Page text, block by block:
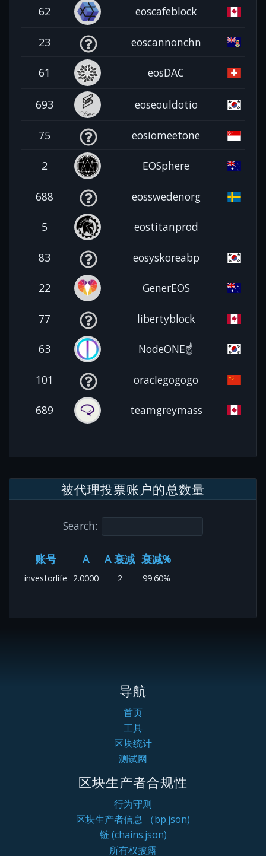
62 eoscafeblock
23 eoscannonchn
61 eosDAC
693 eoseouldotio
75 eosiomeetone
2 EOSphere
688 eosswedenorg
5 eostitanprod
83 eosyskoreabp
22 GenerEOS
77 libertyblock
63 NodeONE☝️
101 oraclegogogo
689 teamgreymass
被代理投票账户的总数量
Search:
账号 A A 衰减 衰减%
investorlife 2.0000 2 99.60%
导航
首页
工具
区块统计
测试网
区块生产者合规性
行为守则
区块生产者信息 （bp.json)
链 (chains.json)
所有权披露